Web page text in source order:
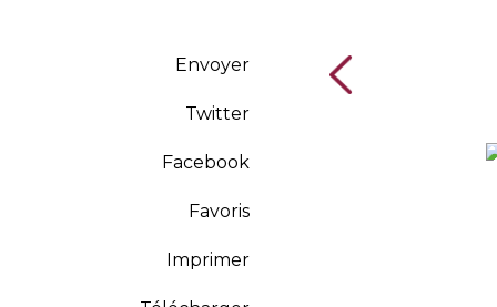
Envoyer
Twitter
Facebook
Favoris
Imprimer